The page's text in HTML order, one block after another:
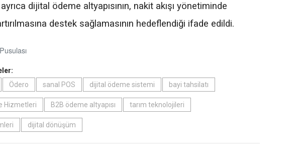
dijital ödeme altyapısının, nakit akışı yönetiminde
destek sağlamasının hedeflendiği ifade edildi.
Ödero sanal POS dijital ödeme sistemi bayi tahsilatı
Hizmetleri B2B ödeme altyapısı tarım teknolojileri
dijital dönüşüm